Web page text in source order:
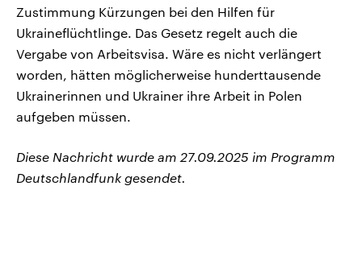
Zustimmung Kürzungen bei den Hilfen für
Ukraineflüchtlinge. Das Gesetz regelt auch die
Vergabe von Arbeitsvisa. Wäre es nicht verlängert
worden, hätten möglicherweise hunderttausende
Ukrainerinnen und Ukrainer ihre Arbeit in Polen
aufgeben müssen.
Diese Nachricht wurde am 27.09.2025 im Programm
Deutschlandfunk gesendet.